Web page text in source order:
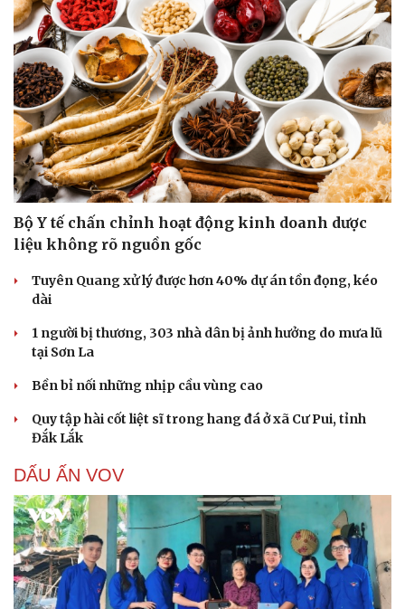
Bộ Y tế chấn chỉnh hoạt động kinh doanh dược
liệu không rõ nguồn gốc
Tuyên Quang xử lý được hơn 40% dự án tồn đọng, kéo
dài
1 người bị thương, 303 nhà dân bị ảnh hưởng do mưa lũ
tại Sơn La
Bền bỉ nối những nhịp cầu vùng cao
Quy tập hài cốt liệt sĩ trong hang đá ở xã Cư Pui, tỉnh
Đắk Lắk
DẤU ẤN VOV